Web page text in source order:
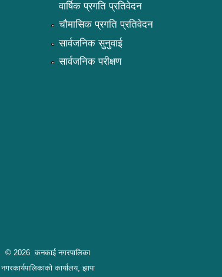
वार्षिक प्रगति प्रतिवेदन
चौमासिक प्रगति प्रतिवेदन
सार्वजनिक सुनुवाई
सार्वजनिक परीक्षण
© 2026 कनकाई नगरपालिका
नगरकार्यपालिकाको कार्यालय, झापा